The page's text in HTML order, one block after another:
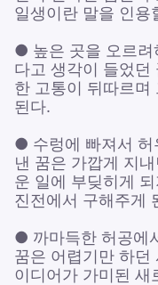
일생이란 말을 인용
● 높은 곳을 오르려
다고 생각이 들었던
한 고통이 뒤따르며
된다.
● 수렁에 빠져서 허
낸 꿈은 가깝게 지
운 일에 부딪히게
진전에서 구해주게
● 까마득한 허공에
꿈은 어렵기만 하던
이디어가 가미된 새